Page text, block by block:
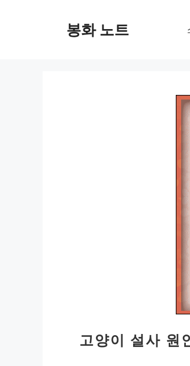
봉화 노트
고양이 설사 원